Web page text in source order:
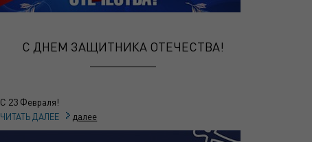
С ДНЕМ ЗАЩИТНИКА ОТЕЧЕСТВА!
С 23 Февраля!
ЧИТАТЬ ДАЛЕЕ далее